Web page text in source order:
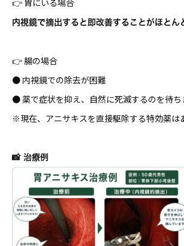
内視鏡で摘出すると即改善することがほとん
👉 腸の場合
● 内視鏡での除去が困難
● 薬で症状を抑え、自然に死滅するのを待ち
※現在、アニサキスを直接駆除する特効薬は
📸 治療例